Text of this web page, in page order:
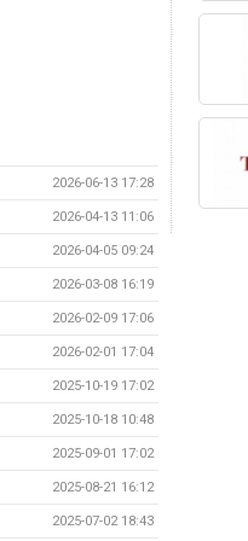
2026-06-13 17:28
2026-04-13 11:06
2026-04-05 09:24
2026-03-08 16:19
2026-02-09 17:06
2026-02-01 17:04
2025-10-19 17:02
2025-10-18 10:48
2025-09-01 17:02
2025-08-21 16:12
2025-07-02 18:43